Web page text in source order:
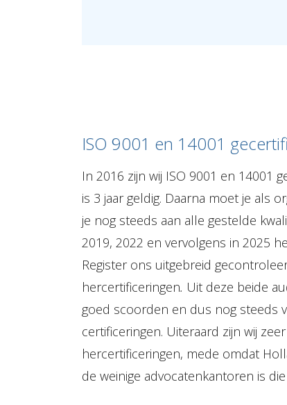
ISO 9001 en 14001
In 2016 zijn wij ISO 9001 en 14001
is 3 jaar geldig. Daarna moet je als
je nog steeds aan alle gestelde
2019, 2022 en vervolgens in 2025
Register ons uitgebreid
hercertificeringen. Uit deze beide
goed scoorden en dus nog steeds
certificeringen. Uiteraard zijn wij
hercertificeringen, mede omdat
de weinige advocatenkantoren is